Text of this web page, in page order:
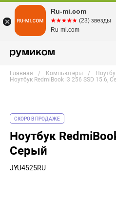
Главная Компьютеры
Ноутбук RedmiBook i3 256 SSD 15.6,
СКОРО В ПРОДАЖЕ
Ноутбук
Серый
JYU4525RU
Ru-mi.com
☆☆☆☆☆
★★★★★ (23) звезды
Ru-mi.com